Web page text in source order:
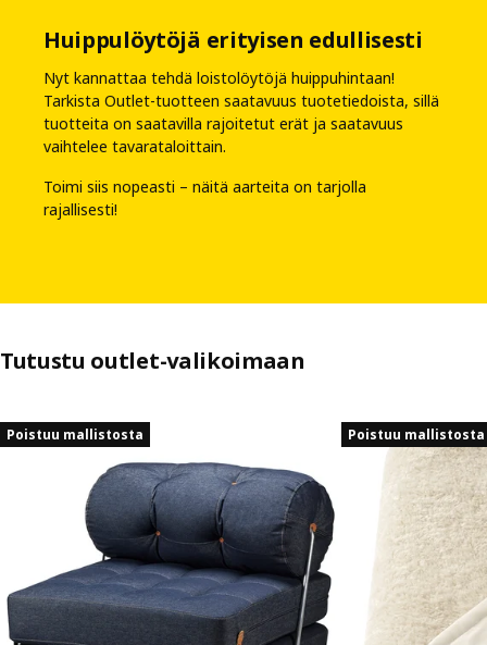
Huippulöytöjä erityisen edullisesti
Nyt kannattaa tehdä loistolöytöjä huippuhintaan!
Tarkista Outlet-tuotteen saatavuus tuotetiedoista, sillä
tuotteita on saatavilla rajoitetut erät ja saatavuus
vaihtelee tavarataloittain.
Toimi siis nopeasti – näitä aarteita on tarjolla
rajallisesti!
Tutustu outlet-valikoimaan
Ohita listaus
Poistuu mallistosta Poistuu mallistosta